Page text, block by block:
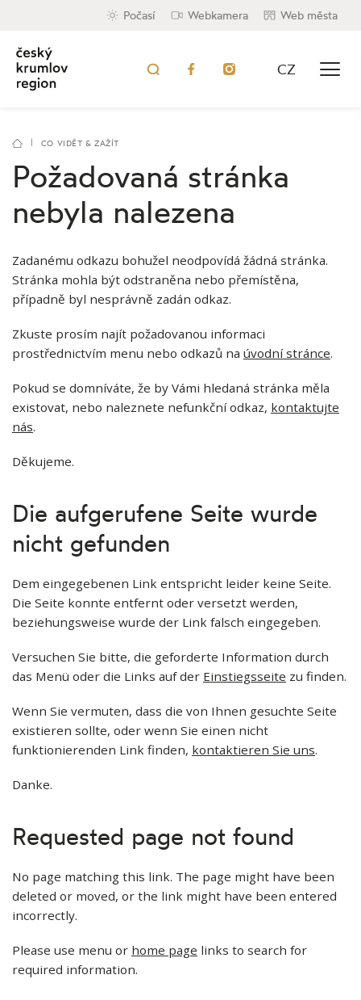
Počasí Webkamera Web města
CZ
CO VIDĚT & ZAŽÍT
Požadovaná stránka
nebyla nalezena
Zadanému odkazu bohužel neodpovídá žádná stránka.
Stránka mohla být odstraněna nebo přemístěna,
případně byl nesprávně zadán odkaz.
Zkuste prosím najít požadovanou informaci
prostřednictvím menu nebo odkazů na úvodní stránce.
Pokud se domníváte, že by Vámi hledaná stránka měla
existovat, nebo naleznete nefunkční odkaz, kontaktujte
nás.
Děkujeme.
Die aufgerufene Seite wurde
nicht gefunden
Dem eingegebenen Link entspricht leider keine Seite.
Die Seite konnte entfernt oder versetzt werden,
beziehungsweise wurde der Link falsch eingegeben.
Versuchen Sie bitte, die geforderte Information durch
das Menü oder die Links auf der Einstiegsseite zu finden.
Wenn Sie vermuten, dass die von Ihnen gesuchte Seite
existieren sollte, oder wenn Sie einen nicht
funktionierenden Link finden, kontaktieren Sie uns.
Danke.
Requested page not found
No page matching this link. The page might have been
deleted or moved, or the link might have been entered
incorrectly.
Please use menu or home page links to search for
required information.